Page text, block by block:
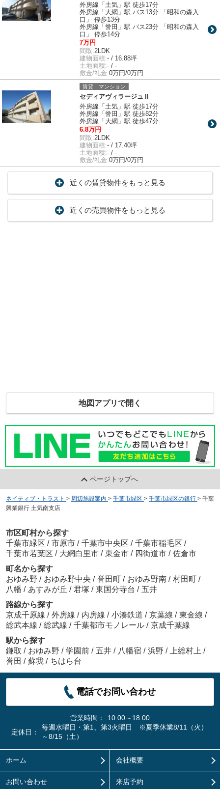
外房線「土気」駅 徒歩17分
外房線「大網」駅 バス13分 「昭和の森入
口」 停歩13分
外房線「誉田」駅 バス23分 「昭和の森入
口」 停歩14分
7万円
間取:2LDK
建物面積:- / 16.88坪
土地面積:- / -
敷金/礼金:0万円/0万円
賃貸｜マンション
セディアヴィラージュⅡ
外房線「土気」駅 徒歩17分
外房線「誉田」駅 徒歩82分
外房線「大網」駅 徒歩47分
6.8万円
間取:2LDK
建物面積:- / 17.40坪
土地面積:- / -
敷金/礼金:0万円/0万円
近くの賃貸物件をもっと見る
近くの売買物件をもっと見る
地図アプリで開く
ページトップへ
ネイティブ・トラスト > 周辺施設案内 > 千葉市緑区 > 千葉市緑区の銀行 > 千葉
興業銀行 土気南支店
市区町村から探す
千葉市緑区 / 市原市 / 千葉市中央区 / 千葉市稲毛区 /
千葉市若葉区 / 大網白里市 / 東金市 / 四街道市 / 佐倉市
町名から探す
おゆみ野 / おゆみ野中央 / 誉田町 / おゆみ野南 / 村田町 /
八幡 / あすみが丘 / 君塚 / 東国分寺台 / 五井
路線から探す
京成千原線 / 外房線 / 内房線 / 小湊鉄道 / 京葉線 / 東金線 /
総武本線 / 総武線 / 千葉都市モノレール / 京成千葉線
駅から探す
鎌取 / おゆみ野 / 学園前 / 五井 / 八幡宿 / 浜野 / 上総村上 /
誉田 / 蘇我 / ちはら台
電話でお問い合わせ
営業時間：
10:00～18:00
定休日：
毎週水曜日・第1、第3火曜日 ※夏季休業8/11（火）
～8/15（土）
ホーム 会社概要
お問い合わせ 来店予約